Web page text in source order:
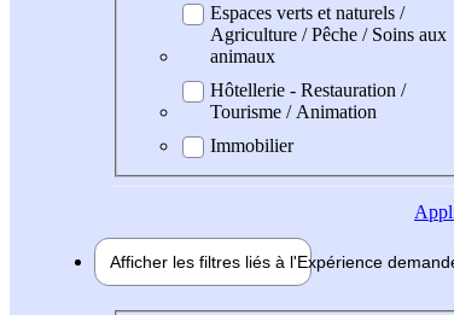
Espaces verts et naturels /
Agriculture / Pêche / Soins aux
animaux
Hôtellerie - Restauration /
Tourisme / Animation
Immobilier
Afficher les filtres liés à l'Expérience